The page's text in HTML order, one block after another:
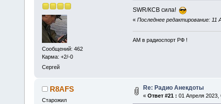
Сообщений: 462
Карма: +2/-0
Сергей
SWR/КСВ сила!
« Последнее редактирование: 11
АМ в радиоспорт РФ !
R8AFS
Старожил
Re: Радио Анекдоты
« Ответ #21 : 01 Апреля 2023,